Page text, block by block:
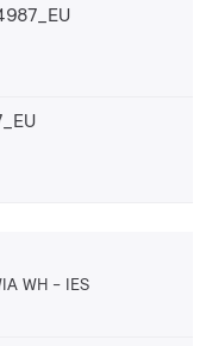
WH IES